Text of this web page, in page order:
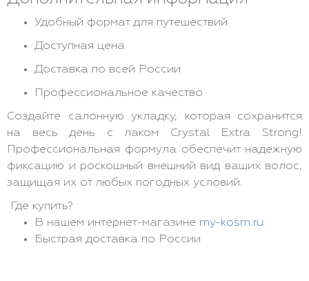
Удобный формат для путешествий
Доступная цена
Доставка по всей России
Профессиональное качество
Создайте салонную укладку, которая сохранится
на весь день с лаком Crystal Extra Strong!
Профессиональная формула обеспечит надежную
фиксацию и роскошный внешний вид ваших волос,
защищая их от любых погодных условий.
Где купить?
В нашем интернет-магазине my-kosm.ru
Быстрая доставка по России